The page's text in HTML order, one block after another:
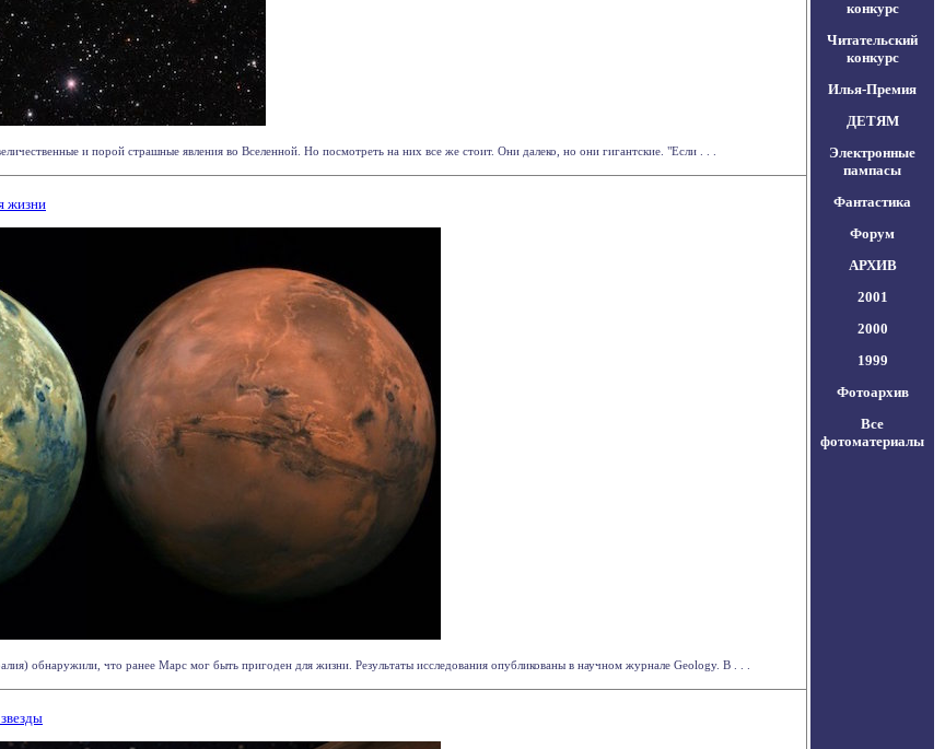
и порой страшные явления во Вселенной. Но посмотреть на них все же стоит. Они далеко, но они гигантские. "Если . . .
жизни
обнаружили, что ранее Марс мог быть пригоден для жизни. Результаты исследования опубликованы в научном журнале Geology. В . . .
конкурс
Читательский
конкурс
Илья-Премия
ДЕТЯМ
Электронные
пампасы
Фантастика
Форум
АРХИВ
2001
2000
1999
Фотоархив
Все
фотоматериалы